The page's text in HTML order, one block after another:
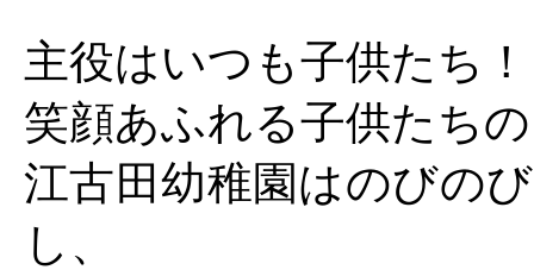
主役はいつも子供たち！
笑顔あふれる子供たち
江古田幼稚園はのびの
し、